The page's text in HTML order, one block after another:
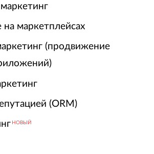
на маркетплейсах
(продвижение
(ORM)
НОВЫЙ